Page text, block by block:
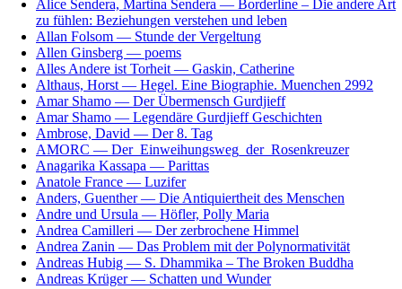
Alice Sendera, Martina Sendera — Borderline – Die andere Art
zu fühlen: Beziehungen verstehen und leben
Allan Folsom — Stunde der Vergeltung
Allen Ginsberg — poems
Alles Andere ist Torheit — Gaskin, Catherine
Althaus, Horst — Hegel. Eine Biographie. Muenchen 2992
Amar Shamo — Der Übermensch Gurdjieff
Amar Shamo — Legendäre Gurdjieff Geschichten
Ambrose, David — Der 8. Tag
AMORC — Der_Einweihungsweg_der_Rosenkreuzer
Anagarika Kassapa — Parittas
Anatole France — Luzifer
Anders, Guenther — Die Antiquiertheit des Menschen
Andre und Ursula — Höfler, Polly Maria
Andrea Camilleri — Der zerbrochene Himmel
Andrea Zanin — Das Problem mit der Polynormativität
Andreas Hubig — S. Dhammika – The Broken Buddha
Andreas Krüger — Schatten und Wunder